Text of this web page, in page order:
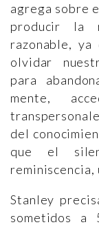
agrega sobre
producir la
razonable,
olvidar
para
mente,
del
que el
reminiscencia,
Stanley
sometidos a